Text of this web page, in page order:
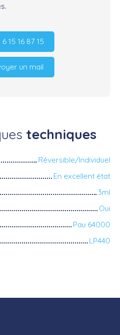
15 16 87 15
un mail
techniques
Réversible/Individuel
En excellent état
3ml
Oui
Pau 64000
LP440